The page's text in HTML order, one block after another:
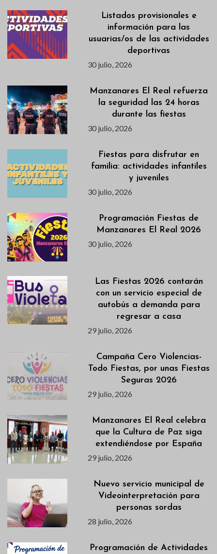
Listados provisionales e
información para las
usuarias/os de las actividades
deportivas
30 julio, 2026
Manzanares El Real refuerza
la seguridad las 24 horas
durante las fiestas
30 julio, 2026
Fiestas para disfrutar en
familia: actividades infantiles
y juveniles
30 julio, 2026
Programación Fiestas de
Manzanares El Real 2026
30 julio, 2026
Las Fiestas 2026 contarán
con un servicio especial de
autobús a demanda para
regresar a casa
29 julio, 2026
Campaña Cero Violencias-
Todo Fiestas, por unas Fiestas
Seguras 2026
29 julio, 2026
Manzanares El Real celebra
que la Cultura de Paz siga
extendiéndose por España
29 julio, 2026
Nuevo servicio municipal de
Videointerpretación para
personas sordas
28 julio, 2026
Programación de Actividades